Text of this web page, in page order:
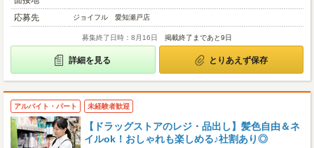
応募先
ジョイフル 愛知瀬戸店
募集終了日時：8月16日 掲載終了まであと9日
詳細を見る とりあえず保存
アルバイト・パート 未経験者歓迎
【ドラッグストアのレジ・品出し】髪色自由＆ネ
イルok！おしゃれも楽しめる♪社割あり◎